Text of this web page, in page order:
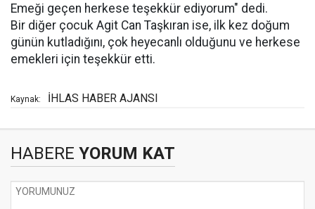
Emeği geçen herkese teşekkür ediyorum" dedi.
Bir diğer çocuk Agit Can Taşkıran ise, ilk kez doğum
günün kutladığını, çok heyecanlı olduğunu ve herkese
emekleri için teşekkür etti.
Kaynak: İHLAS HABER AJANSI
HABERE YORUM KAT